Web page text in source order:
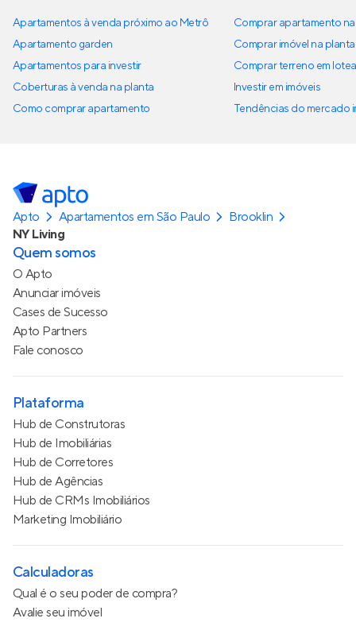
Apartamentos à venda próximo ao Metrô
Apartamento garden
Apartamentos para investir
Coberturas à venda na planta
Como comprar apartamento
Comprar apartamento
Comprar imóvel na planta
Comprar terreno em
Investir em imóveis
Tendências do mercado
Apto Apartamentos em São Paulo
Brooklin
NY Living
Quem somos
O Apto
Anunciar imóveis
Cases de Sucesso
Apto Partners
Fale conosco
Plataforma
Hub de Construtoras
Hub de Imobiliárias
Hub de Corretores
Hub de Agências
Hub de CRMs Imobiliários
Marketing Imobiliário
Calculadoras
Qual é o seu poder de compra?
Avalie seu imóvel